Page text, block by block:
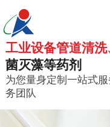
工业设备管道清洗
菌灭藻等药剂
为您量身定制一站式服
务团队